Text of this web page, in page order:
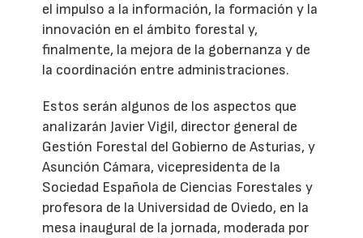
el impulso a la información, la formación y la
innovación en el ámbito forestal y,
finalmente, la mejora de la gobernanza y de
la coordinación entre administraciones.
Estos serán algunos de los aspectos que
analizarán Javier Vigil, director general de
Gestión Forestal del Gobierno de Asturias, y
Asunción Cámara, vicepresidenta de la
Sociedad Española de Ciencias Forestales y
profesora de la Universidad de Oviedo, en la
mesa inaugural de la jornada, moderada por